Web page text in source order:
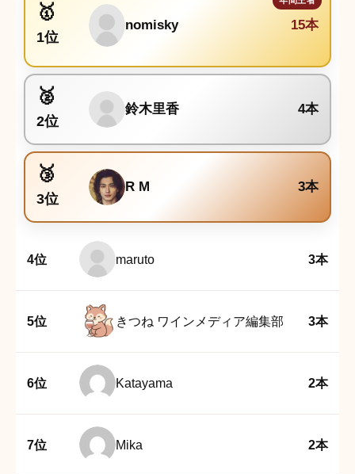
1位
nomisky 15本
2位
鈴木里香 4本
3位
R M 3本
4位 maruto 3本
5位 きつね ワインメディア編集部 3本
6位 Katayama 2本
7位 Mika 2本